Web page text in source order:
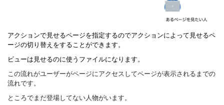
アクションで見せるページを指定するのでアクションによって見せるペ
ージの切り替えをすることができます。
ビューは見せるのに使うファイルになります。
この流れがユーザーがページにアクセスしてページが表示されるまでの
流れです。
ところでまだ登場してない人物がいます。